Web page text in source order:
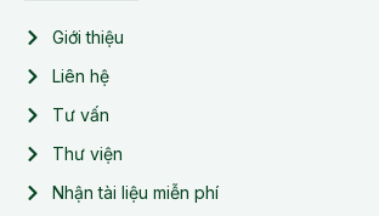
Giới thiệu
Liên hệ
Tư vấn
Thư viện
Nhận tài liệu miễn phí